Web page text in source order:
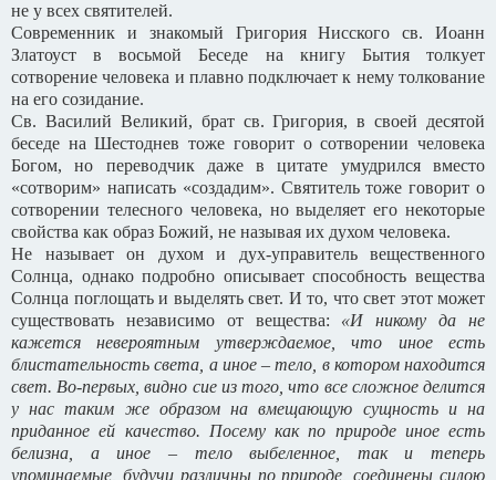
не у всех святителей.
Современник и знакомый Григория Нисского св. Иоанн
Златоуст в восьмой Беседе на книгу Бытия толкует
сотворение человека и плавно подключает к нему толкование
на его созидание.
Св. Василий Великий, брат св. Григория, в своей десятой
беседе на Шестоднев тоже говорит о сотворении человека
Богом, но переводчик даже в цитате умудрился вместо
«сотворим» написать «создадим». Святитель тоже говорит о
сотворении телесного человека, но выделяет его некоторые
свойства как образ Божий, не называя их духом человека.
Не называет он духом и дух-управитель вещественного
Солнца, однако подробно описывает способность вещества
Солнца поглощать и выделять свет. И то, что свет этот может
существовать независимо от вещества: «И никому да не
кажется невероятным утверждаемое, что иное есть
блистательность света, а иное – тело, в котором находится
свет. Во-первых, видно сие из того, что все сложное делится
у нас таким же образом на вмещающую сущность и на
приданное ей качество. Посему как по природе иное есть
белизна, а иное – тело выбеленное, так и теперь
упоминаемые, будучи различны по природе, соединены силою